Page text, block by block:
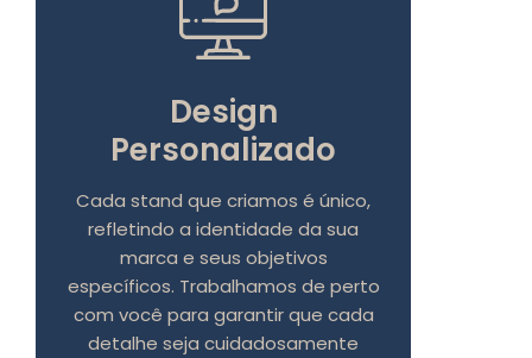
Design
Personalizado
Cada stand que criamos é único,
refletindo a identidade da sua
marca e seus objetivos
específicos. Trabalhamos de perto
com você para garantir que cada
detalhe seja cuidadosamente